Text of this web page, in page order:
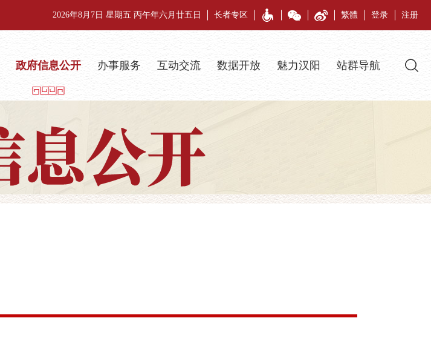
2026年8月7日 星期五 丙午年六月廿五日 长者专区 繁體 登录 注册
政府信息公开 办事服务 互动交流 数据开放 魅力汉阳 站群导航